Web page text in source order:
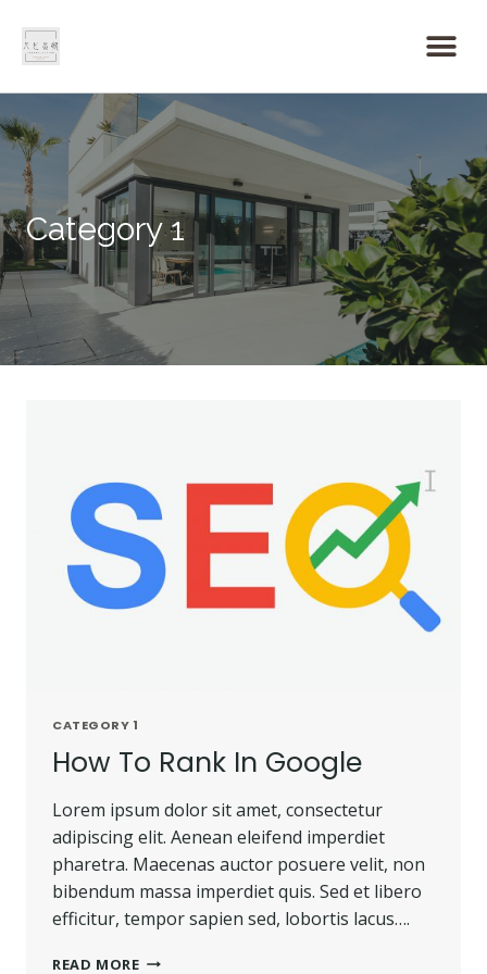
Category 1
CATEGORY 1
How To Rank In Google
Lorem ipsum dolor sit amet, consectetur
adipiscing elit. Aenean eleifend imperdiet
pharetra. Maecenas auctor posuere velit, non
bibendum massa imperdiet quis. Sed et libero
efficitur, tempor sapien sed, lobortis lacus….
READ MORE